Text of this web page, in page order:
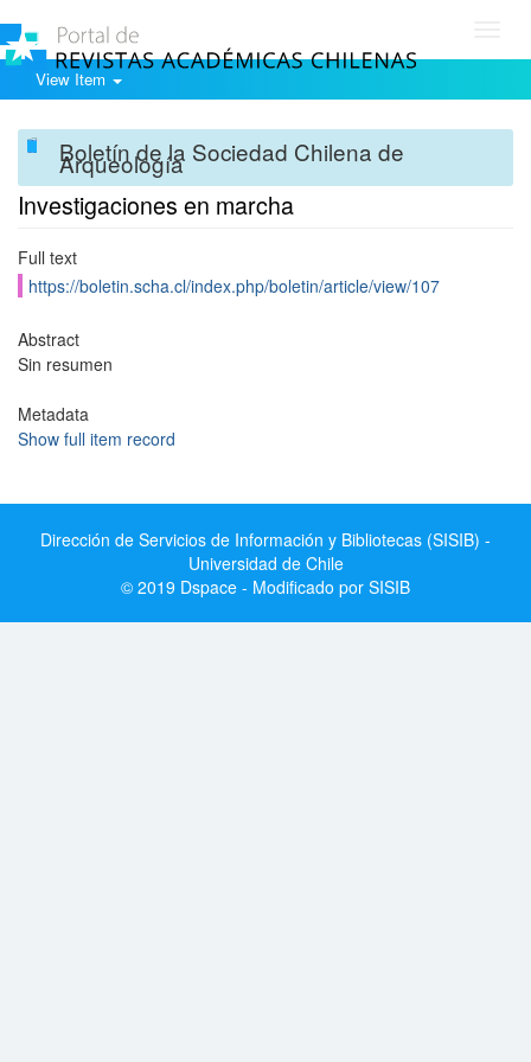
View Item
Boletín de la Sociedad Chilena de
Arqueología
Investigaciones en marcha
Full text
https://boletin.scha.cl/index.php/boletin/article/view/107
Abstract
Sin resumen
Metadata
Show full item record
Dirección de Servicios de Información y Bibliotecas (SISIB) -
Universidad de Chile
© 2019 Dspace - Modificado por SISIB